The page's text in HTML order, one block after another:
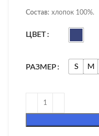
Состав: хлопок 100%.
ЦВЕТ
РАЗМЕР S M